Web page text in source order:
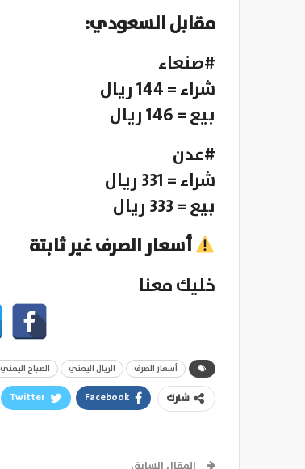
مقابل السعودي:
#صنعاء
شراء = 144 ريال
بيع = 146 ريال
#عدن
شراء = 331 ريال
بيع = 333 ريال
أسعار الصرف غير ثابتة
خليك معنا
أسعار الصرف الريال اليمني الصباح اليمني
شارك Facebook
Twitter